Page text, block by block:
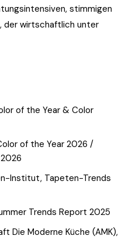
stimmigen
der wirtschaftlich unter
of the Year & Color
of the Year 2026 /
Institut, Tapeten-Trends
Trends Report 2025
Die Moderne Küche (AMK),